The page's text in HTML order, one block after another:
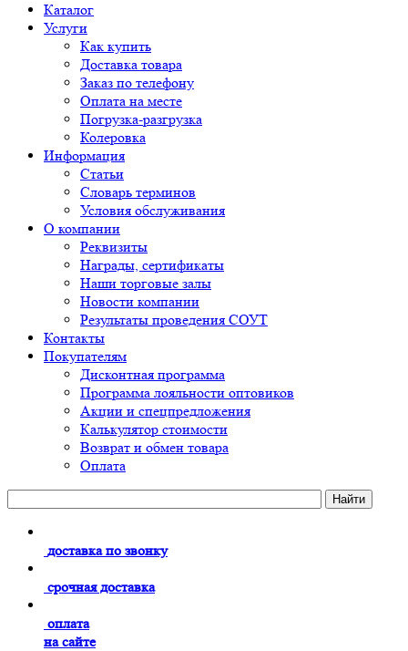
Каталог
Услуги
Как купить
Доставка товара
Заказ по телефону
Оплата на месте
Погрузка-разгрузка
Колеровка
Информация
Статьи
Словарь терминов
Условия обслуживания
О компании
Реквизиты
Награды, сертификаты
Наши торговые залы
Новости компании
Результаты проведения СОУТ
Контакты
Покупателям
Дисконтная программа
Программа лояльности оптовиков
Акции и спецпредложения
Калькулятор стоимости
Возврат и обмен товара
Оплата
доставка по звонку
срочная доставка
оплата
на сайте